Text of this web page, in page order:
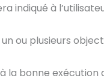
indiqué à
ou plusieurs
la bonne exécution